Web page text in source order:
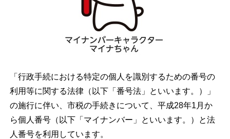
「行政手続における特定の個人を識別するための番号の
利用等に関する法律（以下「番号法」といいます。）」
の施行に伴い、市税の手続きについて、平成28年1 月か
ら個人番号（以下「マイナンバー」といいます。）と法
人番号を利用しています。